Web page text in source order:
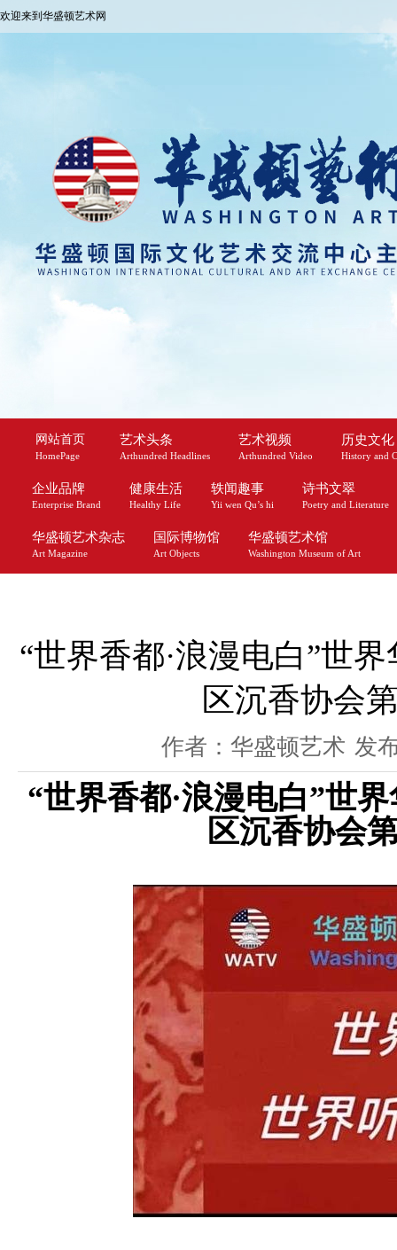
欢迎来到华盛顿艺术网
网站首页
HomePage
艺术头条
Arthundred Headlines
艺术视频
Arthundred Video
历史文化
History and
企业品牌
Enterprise Brand
健康生活
Healthy Life
轶闻趣事
Yii wen Qu’s hi
诗书文翠
Poetry and Literature
华盛顿艺术杂志
Art Magazine
国际博物馆
Art Objects
华盛顿艺术馆
Washington Museum of Art
“世界香都·浪漫电白”世
区沉香协会
作者：华盛顿艺术 发
“世界香都·浪漫电白”世
区沉香协会